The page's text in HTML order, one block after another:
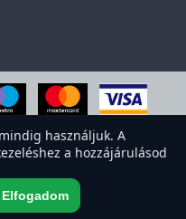
használjuk. A
a hozzájárulásod
Elfogadom
élmény javítása érdekében.
a sütiket?
Elutasítom